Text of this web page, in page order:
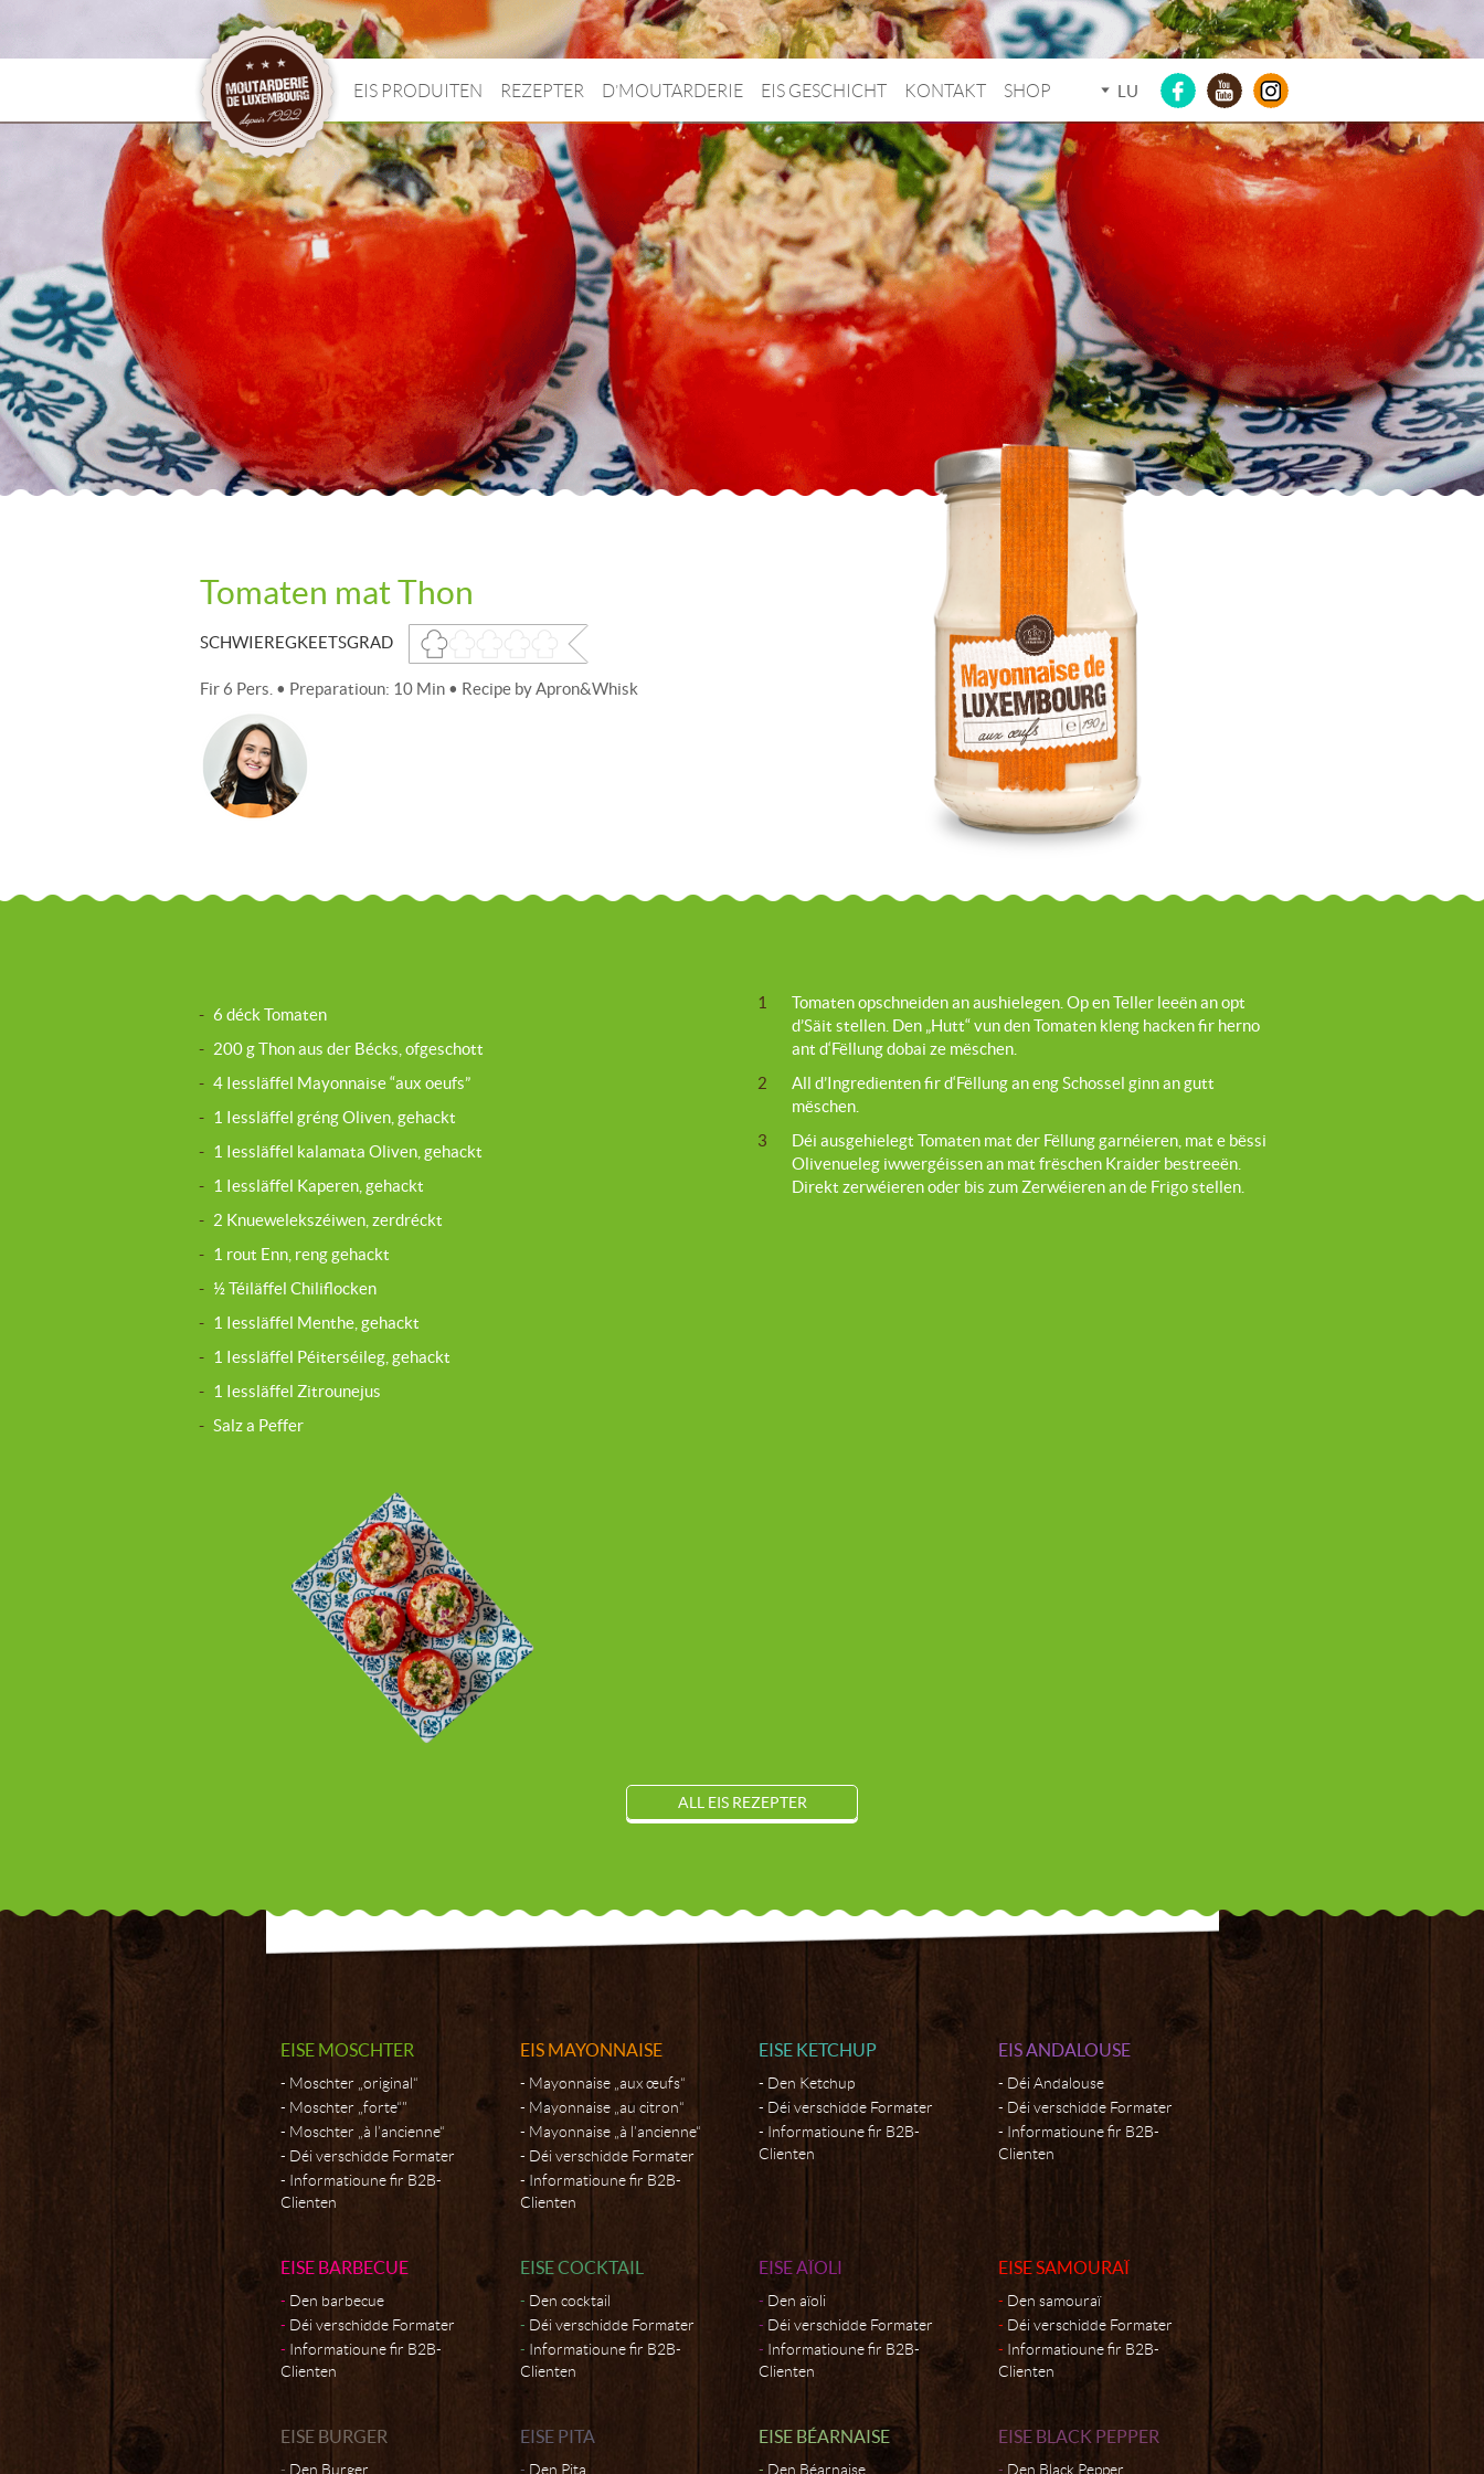
EIS PRODUITEN REZEPTER D’MOUTARDERIE EIS GESCHICHT KONTAKT SHOP LU
Tomaten mat Thon
SCHWIEREGKEETSGRAD
Fir 6 Pers. • Preparatioun: 10 Min • Recipe byApron&Whisk
- 6 déck Tomaten
- 200 g Thon aus der Bécks, ofgeschott
- 4 Iessläffel Mayonnaise “aux oeufs”
- 1 Iessläffel gréng Oliven, gehackt
- 1 Iessläffel kalamata Oliven, gehackt
- 1 Iessläffel Kaperen, gehackt
- 2 Knuewelekszéiwen, zerdréckt
- 1 rout Enn, reng gehackt
- ½ Téiläffel Chiliflocken
- 1 Iessläffel Menthe, gehackt
- 1 Iessläffel Péiterséileg, gehackt
- 1 Iessläffel Zitrounejus
- Salz a Peffer
1
Tomaten opschneiden an aushielegen. Op en Teller leeën an opt
d’Säit stellen. Den „Hutt“ vun den Tomaten kleng hacken fir herno
ant d‘Fëllung dobai ze mëschen.
2
All d’Ingredienten fir d‘Fëllung an eng Schossel ginn an gutt
mëschen.
3
Déi ausgehielegt Tomaten mat der Fëllung garnéieren, mat e bëssi
Olivenueleg iwwergéissen an mat frëschen Kraider bestreeën.
Direkt zerwéieren oder bis zum Zerwéieren an de Frigo stellen.
ALL EIS REZEPTER
EISE MOSCHTER
Moschter „original“
Moschter „forte“"
Moschter „à l’ancienne“
Déi verschidde Formater
Informatioune fir B2B-
Clienten
EIS MAYONNAISE
Mayonnaise „aux œufs“
Mayonnaise „au citron“
Mayonnaise „à l’ancienne“
Déi verschidde Formater
Informatioune fir B2B-
Clienten
EISE KETCHUP
Den Ketchup
Déi verschidde Formater
Informatioune fir B2B-
Clienten
EIS ANDALOUSE
Déi Andalouse
Déi verschidde Formater
Informatioune fir B2B-
Clienten
EISE BARBECUE
Den barbecue
Déi verschidde Formater
Informatioune fir B2B-
Clienten
EISE COCKTAIL
Den cocktail
Déi verschidde Formater
Informatioune fir B2B-
Clienten
EISE AÏOLI
Den aïoli
Déi verschidde Formater
Informatioune fir B2B-
Clienten
EISE SAMOURAÏ
Den samouraï
Déi verschidde Formater
Informatioune fir B2B-
Clienten
EISE BURGER
Den Burger
EISE PITA
Den Pita
EISE BÉARNAISE
Den Béarnaise
EISE BLACK PEPPER
Den Black Pepper